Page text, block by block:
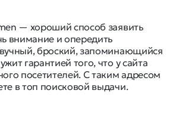
— хороший способ заявить
внимание и опередить
броский, запоминающийся
гарантией того, что у сайта
посетителей. С таким адресом
в топ поисковой выдачи.